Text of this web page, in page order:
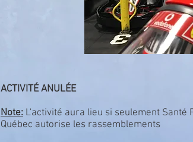
ACTIVITÉ ANULÉE
Note: L'activité aura lieu si seulement Santé
Québec autorise les rassemblements